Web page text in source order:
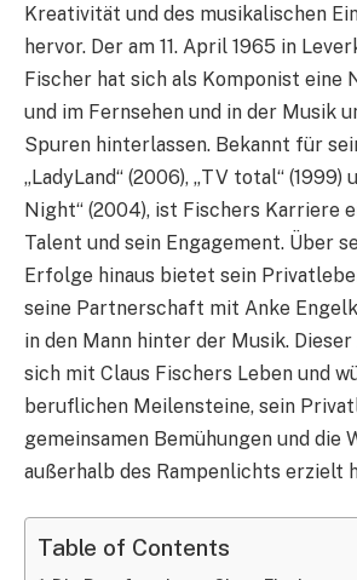
Kreativität und des musikalischen
hervor. Der am 11. April 1965 in
Fischer hat sich als Komponist eine
und im Fernsehen und in der Musik
Spuren hinterlassen. Bekannt für
„LadyLand“ (2006), „TV total“ (1999)
Night“ (2004), ist Fischers Karriere
Talent und sein Engagement. Über
Erfolge hinaus bietet sein
seine Partnerschaft mit Anke
in den Mann hinter der Musik.
sich mit Claus Fischers Leben und
beruflichen Meilensteine, sein
gemeinsamen Bemühungen und die
außerhalb des Rampenlichts erzielt
Table of Contents